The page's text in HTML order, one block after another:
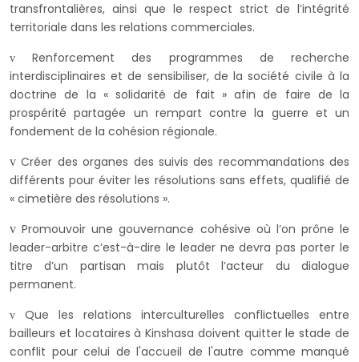
transfrontalières, ainsi que le respect strict de l’intégrité
territoriale dans les relations commerciales.
v Renforcement des programmes de recherche
interdisciplinaires et de sensibiliser, de la société civile à la
doctrine de la « solidarité de fait » afin de faire de la
prospérité partagée un rempart contre la guerre et un
fondement de la cohésion régionale.
vCréer des organes des suivis des recommandations des
différents pour éviter les résolutions sans effets, qualifié de
« cimetière des résolutions ».
vPromouvoir une gouvernance cohésive où l’on prône le
leader-arbitre c’est-à-dire le leader ne devra pas porter le
titre d’un partisan mais plutôt l’acteur du dialogue
permanent.
v Que les relations interculturelles conflictuelles entre
bailleurs et locataires à Kinshasa doivent quitter le stade de
conflit pour celui de l'accueil de l'autre comme manqué